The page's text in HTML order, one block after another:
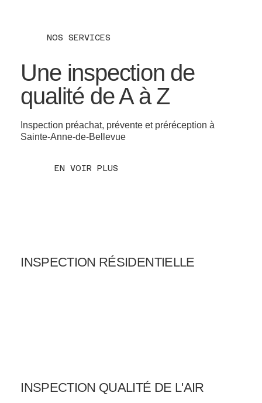
NOS SERVICES
Une inspection de
qualité de A à Z
Inspection préachat, prévente et préréception à
Sainte-Anne-de-Bellevue
EN VOIR PLUS
INSPECTION RÉSIDENTIELLE
INSPECTION QUALITÉ DE L'AIR